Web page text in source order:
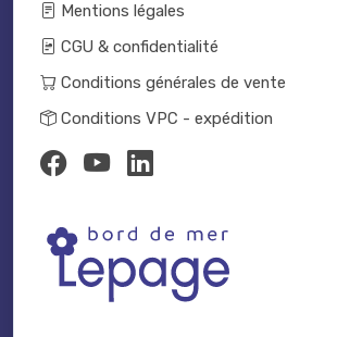
Mentions légales
CGU & confidentialité
Conditions générales de vente
Conditions VPC - expédition